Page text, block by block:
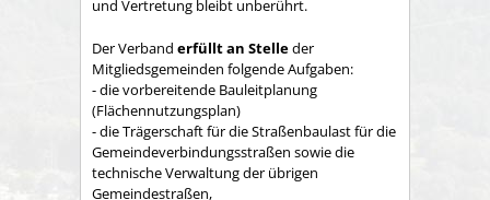
und Vertretung bleibt unberührt.
Der Verband erfüllt an Stelleder
Mitgliedsgemeinden folgende Aufgaben:
- die vorbereitende Bauleitplanung
(Flächennutzungsplan)
- die Trägerschaft für die Straßenbaulast für die
Gemeindeverbindungsstraßen sowie die
technische Verwaltung der übrigen
Gemeindestraßen,